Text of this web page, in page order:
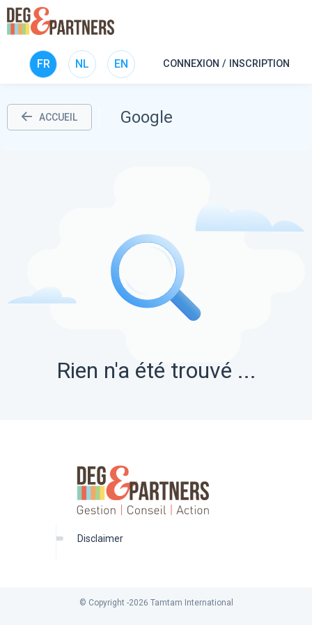
FR NL EN CONNEXION / INSCRIPTION
ACCUEIL Google
Rien n'a été trouvé ...
disclaimer
© Copyright -2026 Tamtam International